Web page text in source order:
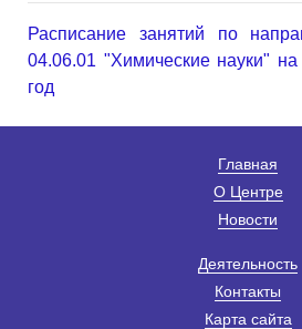
Расписание занятий по
04.06.01 "Химические науки"
год
Главная
О Центре
Новости
Деятельность
Контакты
Карта сайта